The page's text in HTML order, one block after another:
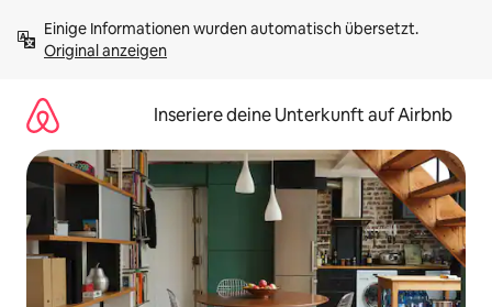
Inhalten
springenOriginal anzeigen
Inseriere deine Unterkunft auf Airbnb